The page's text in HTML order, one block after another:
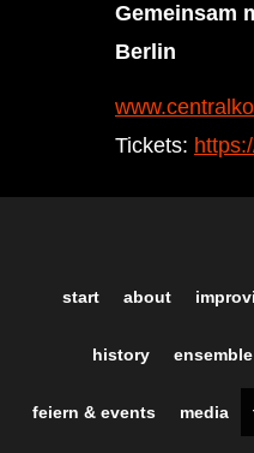
Gemeinsam
Berlin
Tickets:
start about
history ensemble
feiern & events media